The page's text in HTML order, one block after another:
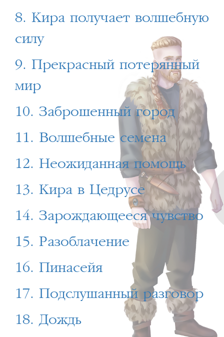
8. Кира получает волшебную
силу
9. Прекрасный потерянный
мир
10. Заброшенный город
11. Волшебные семена
12. Неожиданная помощь
13. Кира в Цедрусе
14. Зарождающееся чувство
15. Разоблачение
16. Пинасейя
17. Подслушанный разговор
18. Дождь